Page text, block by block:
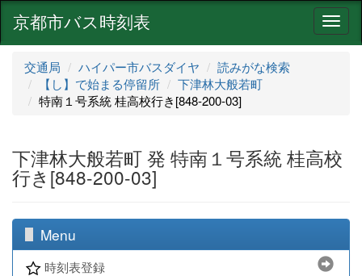
ナ
ビ
京都市バス時刻表
交通局 ハイパー市バスダイヤ
読みがな検索
【し】で始まる停留所
下津林大般若町
特南１号系統 桂高校行き[848-200-03]
下津林大般若町 発 特南１号系統 桂高校
行き[848-200-03]
Menu
時刻表登録